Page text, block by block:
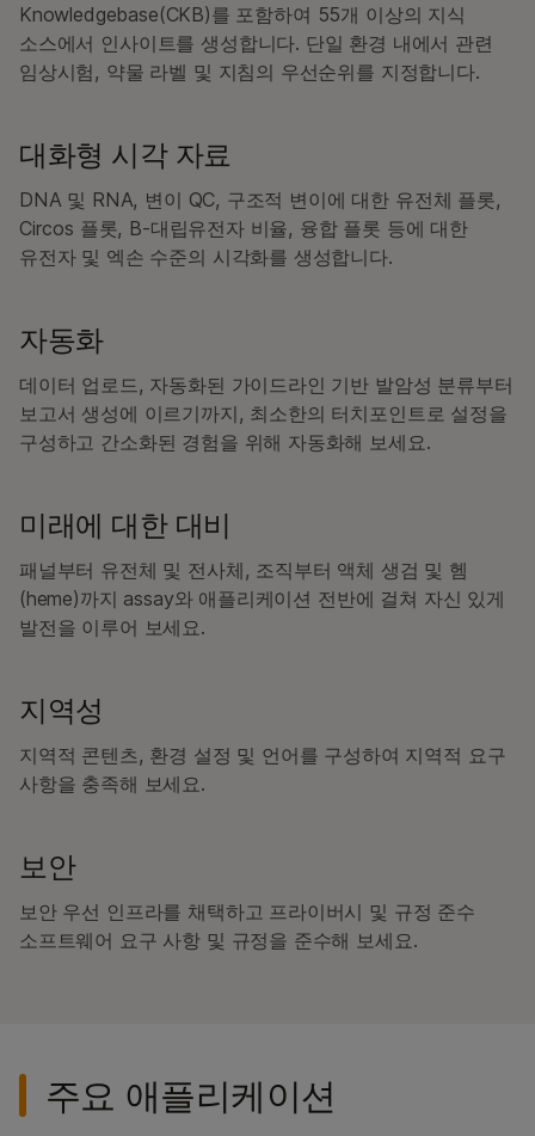
Knowledgebase(CKB)를 포함하여 55개 이상의 지식
소스에서 인사이트를 생성합니다. 단일 환경 내에서 관련
임상시험, 약물 라벨 및 지침의 우선순위를 지정합니다.
대화형 시각 자료
DNA 및 RNA, 변이 QC, 구조적 변이에 대한 유전체 플롯,
Circos 플롯, B-대립유전자 비율, 융합 플롯 등에 대한
유전자 및 엑손 수준의 시각화를 생성합니다.
자동화
데이터 업로드, 자동화된 가이드라인 기반 발암성 분류부터
보고서 생성에 이르기까지, 최소한의 터치포인트로 설정을
구성하고 간소화된 경험을 위해 자동화해 보세요.
미래에 대한 대비
패널부터 유전체 및 전사체, 조직부터 액체 생검 및 헴
(heme)까지 assay와 애플리케이션 전반에 걸쳐 자신 있게
발전을 이루어 보세요.
지역성
지역적 콘텐츠, 환경 설정 및 언어를 구성하여 지역적 요구
사항을 충족해 보세요.
보안
보안 우선 인프라를 채택하고 프라이버시 및 규정 준수
소프트웨어 요구 사항 및 규정을 준수해 보세요.
주요 애플리케이션